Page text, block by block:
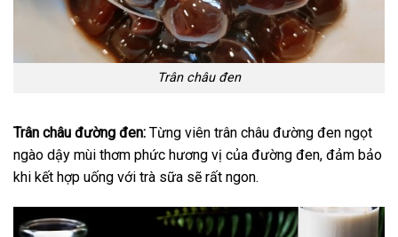
Trân châu đen
Trân châu đường đen: Từng viên trân châu đường đen ngọt
ngào dậy mùi thơm phức hương vị của đường đen, đảm bảo
khi kết hợp uống với trà sữa sẽ rất ngon.